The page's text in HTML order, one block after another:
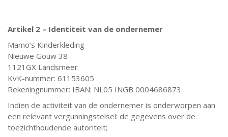
Artikel 2 – Identiteit van de ondernemer
Mamo’s Kinderkleding
Nieuwe Gouw 38
1121GX Landsmeer
KvK-nummer: 61153605
Rekeningnummer: IBAN: NL05 INGB 0004686873
Indien de activiteit van de ondernemer is onderworpen aan
een relevant vergunningstelsel: de gegevens over de
toezichthoudende autoriteit;